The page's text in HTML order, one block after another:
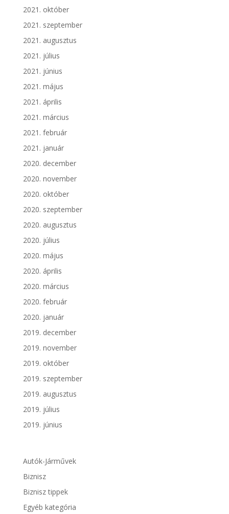
2021. október
2021. szeptember
2021. augusztus
2021. július
2021. június
2021. május
2021. április
2021. március
2021. február
2021. január
2020. december
2020. november
2020. október
2020. szeptember
2020. augusztus
2020. július
2020. május
2020. április
2020. március
2020. február
2020. január
2019. december
2019. november
2019. október
2019. szeptember
2019. augusztus
2019. július
2019. június
Autók-Járművek
Biznisz
Biznisz tippek
Egyéb kategória